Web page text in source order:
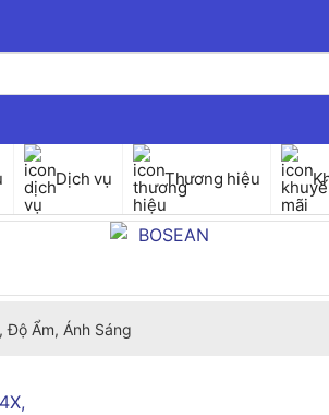
Dịch vụ Thương hiệu
Ẩm, Ánh Sáng